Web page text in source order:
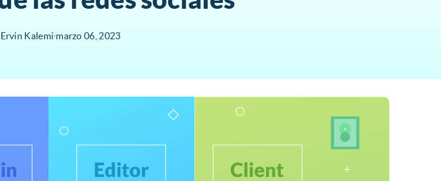
Ervin Kalemi∙marzo 06, 2023